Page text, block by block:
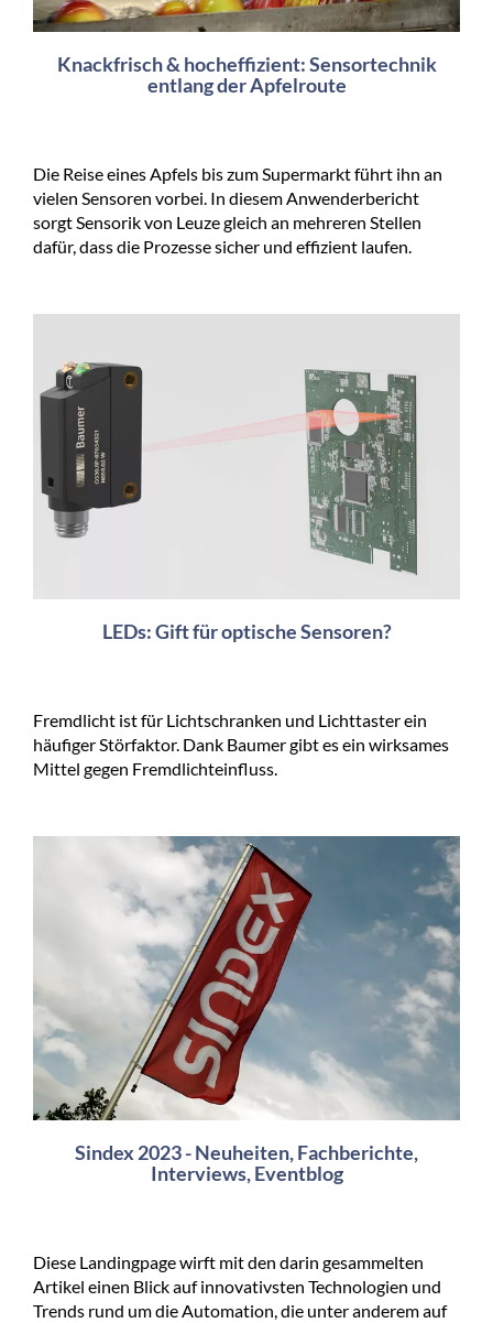
Knackfrisch & hocheffizient: Sensortechnik
entlang der Apfelroute
Die Reise eines Apfels bis zum Supermarkt führt ihn an
vielen Sensoren vorbei. In diesem Anwenderbericht
sorgt Sensorik von Leuze gleich an mehreren Stellen
dafür, dass die Prozesse sicher und effizient laufen.
LEDs: Gift für optische Sensoren?
Fremdlicht ist für Lichtschranken und Lichttaster ein
häufiger Störfaktor. Dank Baumer gibt es ein wirksames
Mittel gegen Fremdlichteinfluss.
Sindex 2023 - Neuheiten, Fachberichte,
Interviews, Eventblog
Diese Landingpage wirft mit den darin gesammelten
Artikel einen Blick auf innovativsten Technologien und
Trends rund um die Automation, die unter anderem auf